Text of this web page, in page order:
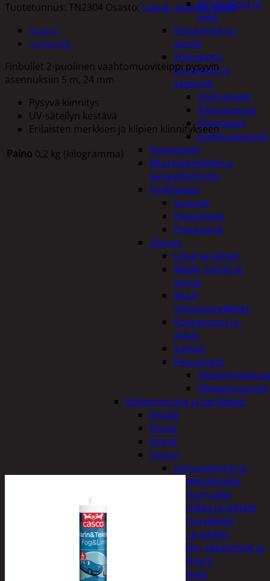
Kynsisakset ja
viilat
Pesuharjat ja -
sienet
Shampoot,
hoitaineet ja
saippuat
Hoitoaineet
Käsisaippuat
Shampoot
Suihkusaippuat
Hyvinvointi
Muu kauneuden ja
terveydenhoito
Pyykinpesu
Kuivaus
Pesuaineet
Pesupussit
Siivous
Liinat ja sienet
Mopit, harjat ja
varret
Muut
siivoustarvikkeet
Roskapussit ja -
astiat
Sankot
Pesuaineet
Yleispesuaineet
Eläintenruoka ja tarvikkeet
Jyrsijät
Kissat
Koirat
Linnut
Linnunpöntöt ja
ruokintalaudat
Linnunruoka
Kodin elektroniikka ja laitteet
Imurit ja tarvikkeet
Kaapelit ja johdot
Kelloradiot, sääasemat ja
lämpömittarit
Oheislaitteet
Tuotetunnus: TN2304 Osasto: Liimat, massat, teipit
Kuvaus
Lisätiedot
Finbullet 2-puolinen vaahtomuoviteippi pysyvin
asennuksiin 5 m, 24 mm
Pysyvä kiinnitys
UV-säteilyn kestävä
Erilaisten merkkien ja kilpien kiinnitykseen
Paino 0,2 kg (kilogramma)